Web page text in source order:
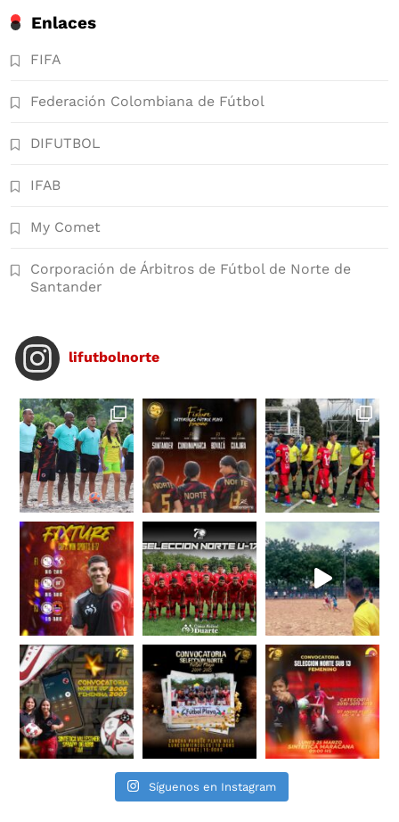
Enlaces
FIFA
Federación Colombiana de Fútbol
DIFUTBOL
IFAB
My Comet
Corporación de Árbitros de Fútbol de Norte de
Santander
lifutbolnorte
Síguenos en Instagram